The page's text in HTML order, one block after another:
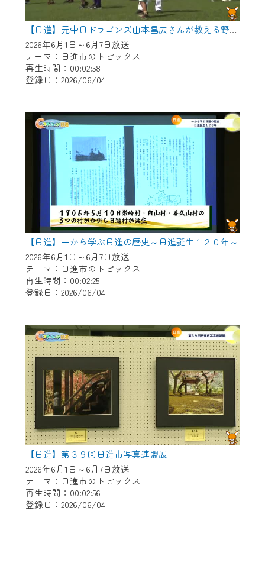
【日進】元中日ドラゴンズ山本昌広さんが教える野球教室
2026年6月1日～6月7日放送
テーマ：日進市のトピックス
再生時間：00:02:58
登録日：2026/06/04
【日進】一から学ぶ日進の歴史～日進誕生１２０年～
2026年6月1日～6月7日放送
テーマ：日進市のトピックス
再生時間：00:02:25
登録日：2026/06/04
【日進】第３９回日進市写真連盟展
2026年6月1日～6月7日放送
テーマ：日進市のトピックス
再生時間：00:02:56
登録日：2026/06/04